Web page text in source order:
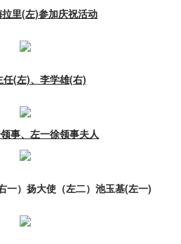
里(左)参加庆祝活动
任(左)、李学雄(右)
事、左一徐领事夫人
一）扬大使（左二）池玉基(左一)